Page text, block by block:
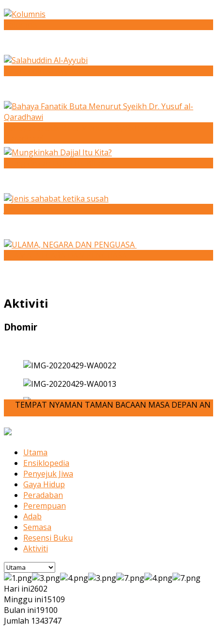
Aktiviti
Dhomir
NYAMAN TAMAN BACAAN MASA DEPAN
Utama
Ensiklopedia
Penyejuk Jiwa
Gaya Hidup
Peradaban
Perempuan
Adab
Semasa
Resensi Buku
Aktiviti
Hari ini2602
Minggu ini15109
Bulan ini19100
Jumlah 1343747